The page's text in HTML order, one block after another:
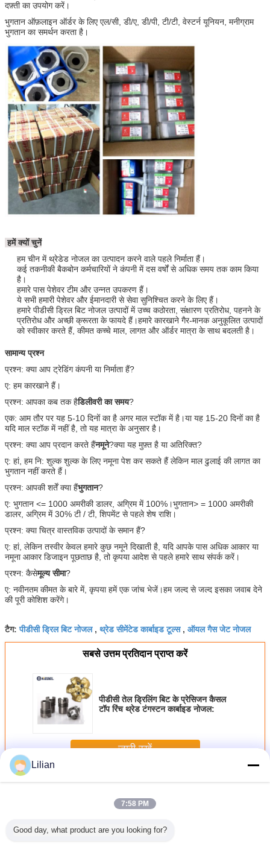
दफ़्ती का उपयोग करें।
भुगतान ऑफ़लाइन ऑर्डर के लिए एल/सी, डी/ए, डी/पी, टी/टी, वेस्टर्न यूनियन, मनीग्राम
भुगतान का समर्थन करता है।
हमें क्यों चुनें
हम चीन में थ्रेडेड नोजल का उत्पादन करने वाले पहले निर्माता हैं।
कई तकनीकी बैकबोन कर्मचारियों ने कंपनी में दस वर्षों से अधिक समय तक काम किया
है।
हमारे पास पेशेवर टीम और उन्नत उपकरण हैं।
ये सभी हमारी पेशेवर और ईमानदारी से सेवा सुनिश्चित करने के लिए हैं।
हमारे पीडीसी ड्रिल बिट नोजल उत्पादों में उच्च कठोरता, संक्षारण प्रतिरोध, पहनने के
प्रतिरोध और अच्छी क्रूरता के फायदे हैं।हमारे कारखाने गैर-मानक अनुकूलित उत्पादों
को स्वीकार करते हैं, कीमत कच्चे माल, लागत और ऑर्डर मात्रा के साथ बदलती है।
सामान्य प्रश्न
प्रश्न: क्या आप ट्रेडिंग कंपनी या निर्माता हैं?
ए: हम कारखाने हैं।
प्रश्न: आपका कब तक हैडिलीवरी का समय?
एक: आम तौर पर यह 5-10 दिनों का है अगर माल स्टॉक में है।या यह 15-20 दिनों का है
यदि माल स्टॉक में नहीं है, तो यह मात्रा के अनुसार है।
प्रश्न: क्या आप प्रदान करते हैंनमूने?क्या यह मुफ़्त है या अतिरिक्त?
ए: हां, हम नि: शुल्क शुल्क के लिए नमूना पेश कर सकते हैं लेकिन माल ढुलाई की लागत का
भुगतान नहीं करते हैं।
प्रश्न: आपकी शर्तें क्या हैंभुगतान?
ए: भुगतान <= 1000 अमरीकी डालर, अग्रिम में 100%।भुगतान> = 1000 अमरीकी
डालर, अग्रिम में 30% टी / टी, शिपमेंट से पहले शेष राशि।
प्रश्न: क्या चित्र वास्तविक उत्पादों के समान हैं?
ए: हां, लेकिन तस्वीर केवल हमारे कुछ नमूने दिखाती है, यदि आपके पास अधिक आकार या
नमूना आकार डिजाइन पूछताछ है, तो कृपया आदेश से पहले हमारे साथ संपर्क करें।
प्रश्न: कैसेमूल्य सीमा?
ए: नवीनतम कीमत के बारे में, कृपया हमें एक जांच भेजें।हम जल्द से जल्द इसका जवाब देने
की पूरी कोशिश करेंगे।
टैग:पीडीसी ड्रिल बिट नोजल, थ्रेड सीमेंटेड कार्बाइड टूल्स, ऑयल गैस जेट नोजल
सबसे उत्तम प्रतिदान प्राप्त करें
पीडीसी तेल ड्रिलिंग बिट के प्रेसिजन कैसल
टॉप रिंच थ्रेड टंगस्टन कार्बाइड नोजल:
जारी रखें
अधिकसीमेंटेड कार्बाइड टूल्स
Lilian
7:58 PM
Good day, what product are you looking for?